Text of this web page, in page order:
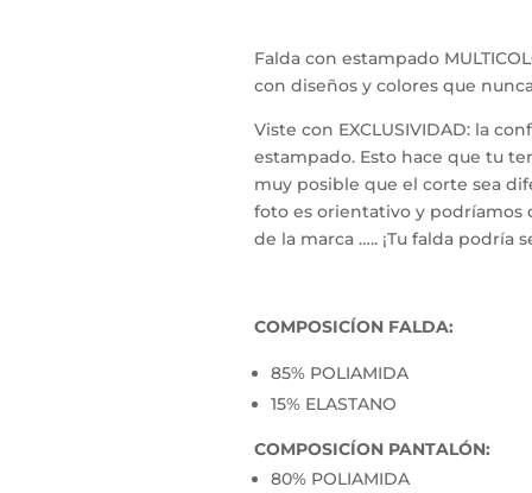
Falda con estampado
con diseños y colores que
Viste con EXCLUSIVIDAD: la
estampado. Esto hace que tu
muy posible que el corte sea
foto es orientativo y podríamos
de la marca ….. ¡Tu falda podría
COMPOSICÍON FALDA:
85% POLIAMIDA
15% ELASTANO
COMPOSICÍON PANTALÓN:
80% POLIAMIDA